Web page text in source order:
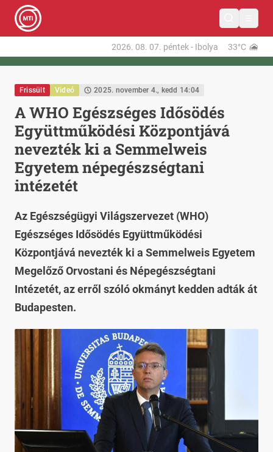
2026. 08. 07. péntek- Ibolya 33°C
Frissült Videó 2025. november 4., kedd 14:04
A WHO Egészséges Idősödés
Együttműködési Központjává
nevezték ki a Semmelweis
Egyetem népegészségtani
intézetét
Az Egészségügyi Világszervezet (WHO)
Egészséges Idősödés Együttműködési
Központjává nevezték ki a Semmelweis Egyetem
Megelőző Orvostani és Népegészségtani
Intézetét, az erről szóló okmányt kedden adták át
Budapesten.